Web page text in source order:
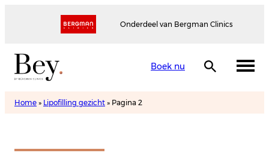
Onderdeel van Bergman Clinics
Boek nu
Home » Lipofilling gezicht » Pagina 2